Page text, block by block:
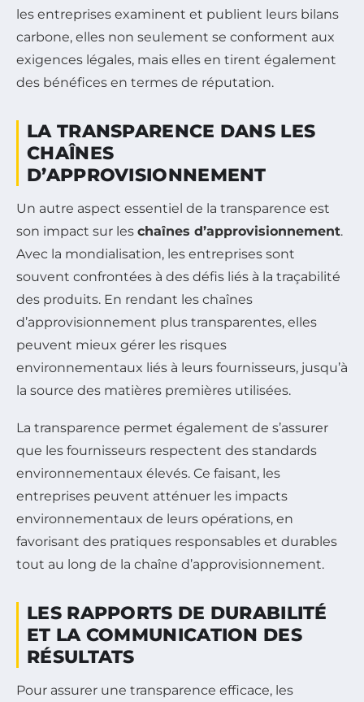
les entreprises examinent et publient leurs bilans
carbone, elles non seulement se conforment aux
exigences légales, mais elles en tirent également
des bénéfices en termes de réputation.
LA TRANSPARENCE DANS LES
CHAÎNES
D’APPROVISIONNEMENT
Un autre aspect essentiel de la transparence est
son impact sur les chaînes d’approvisionnement.
Avec la mondialisation, les entreprises sont
souvent confrontées à des défis liés à la traçabilité
des produits. En rendant les chaînes
d’approvisionnement plus transparentes, elles
peuvent mieux gérer les risques
environnementaux liés à leurs fournisseurs, jusqu’à
la source des matières premières utilisées.
La transparence permet également de s’assurer
que les fournisseurs respectent des standards
environnementaux élevés. Ce faisant, les
entreprises peuvent atténuer les impacts
environnementaux de leurs opérations, en
favorisant des pratiques responsables et durables
tout au long de la chaîne d’approvisionnement.
LES RAPPORTS DE DURABILITÉ
ET LA COMMUNICATION DES
RÉSULTATS
Pour assurer une transparence efficace, les